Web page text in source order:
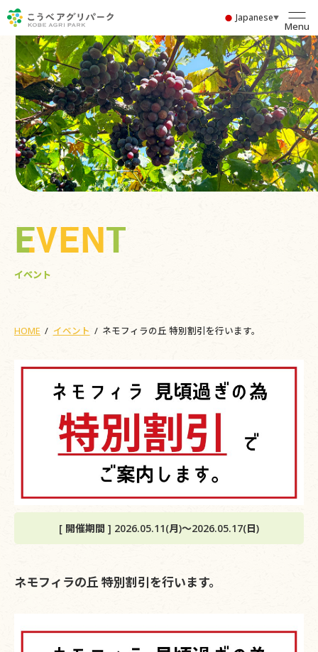
Japanese▼
Menu
EVENT
イベント
HOME イベント ネモフィラの丘 特別割引を行います。
[ 開催期間 ] 2026.05.11(月)～2026.05.17(日)
ネモフィラの丘 特別割引を行います。